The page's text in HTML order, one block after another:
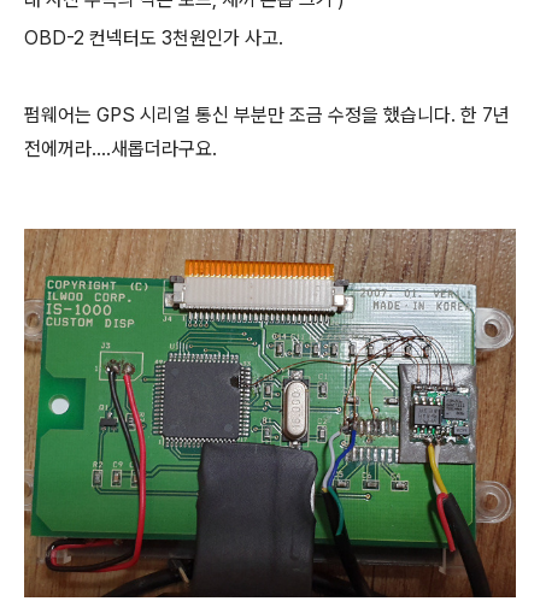
OBD-2 컨넥터도 3천원인가 사고.
펌웨어는 GPS 시리얼 통신 부분만 조금 수정을 했습니다. 한 7년
전에꺼라....새롭더라구요.